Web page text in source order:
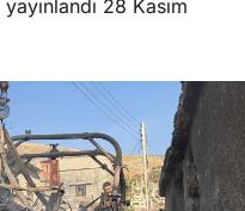
yayınlandı 28 Kasım